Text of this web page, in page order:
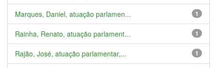
1
Marques, Daniel, atuação parlamen...
1
Rainha, Renato, atuação parlament...
1
Rajão, José, atuação parlamentar,...